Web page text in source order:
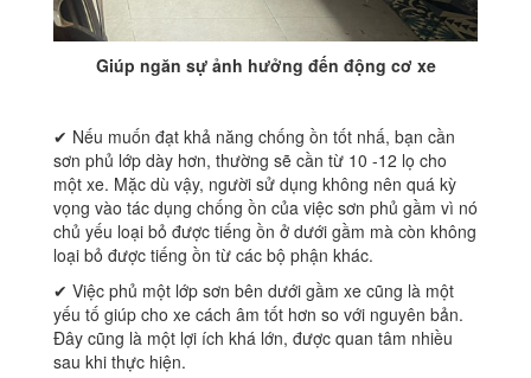
Giúp ngăn sự ảnh hưởng đến động cơ xe
✔ Nếu muốn đạt khả năng chống ồn tốt nhấ, bạn cần
sơn phủ lớp dày hơn, thường sẽ cần từ 10 -12 lọ cho
một xe. Mặc dù vậy, người sử dụng không nên quá kỳ
vọng vào tác dụng chống ồn của việc sơn phủ gầm vì nó
chủ yếu loại bỏ được tiếng ồn ở dưới gầm mà còn không
loại bỏ được tiếng ồn từ các bộ phận khác.
✔ Việc phủ một lớp sơn bên dưới gầm xe cũng là một
yếu tố giúp cho xe cách âm tốt hơn so với nguyên bản.
Đây cũng là một lợi ích khá lớn, được quan tâm nhiều
sau khi thực hiện.